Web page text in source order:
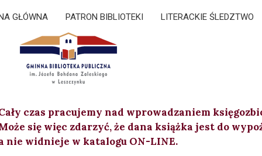
czas pracujemy nad wprowadzaniem
się więc zdarzyć, że dana książka jest do
nie widnieje w katalogu ON-LINE.
GŁÓWNA PATRON BIBLIOTEKI LITERACKIE ŚLEDZTWO